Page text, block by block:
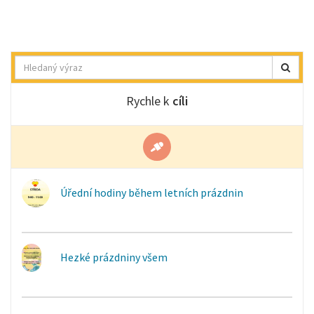
Hledat
Rychle k cíli
Úřední hodiny během letních prázdnin
Hezké prázdniny všem